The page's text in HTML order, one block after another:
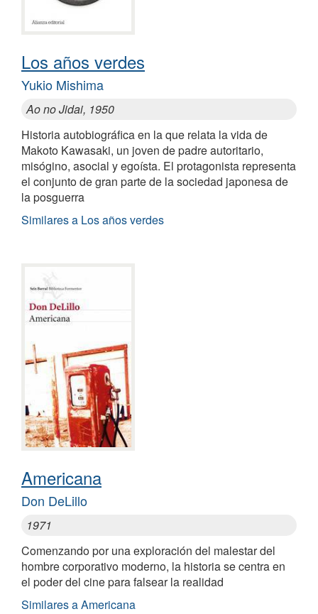
Los años verdes
Yukio Mishima
Ao no Jidai, 1950
Historia autobiográfica en la que relata la vida de
Makoto Kawasaki, un joven de padre autoritario,
misógino, asocial y egoísta. El protagonista representa
el conjunto de gran parte de la sociedad japonesa de
la posguerra
Similares a Los años verdes
Americana
Don DeLillo
1971
Comenzando por una exploración del malestar del
hombre corporativo moderno, la historia se centra en
el poder del cine para falsear la realidad
Similares a Americana